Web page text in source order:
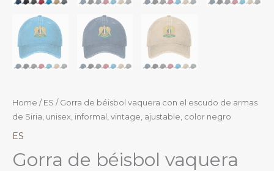
Home / ES / Gorra de béisbol vaquera con el escudo de armas
de Siria, unisex, informal, vintage, ajustable, color negro
ES
Gorra de béisbol vaquera